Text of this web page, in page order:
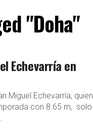
"Doha"
Echevarría en
Miguel Echevarría, quien
con 8.65 m, solo